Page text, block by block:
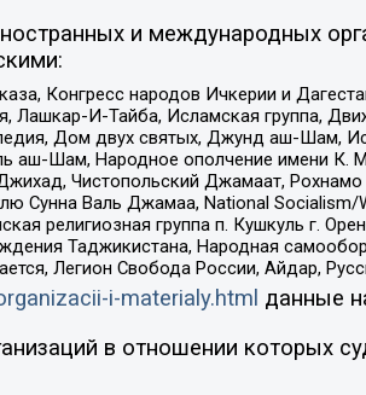
и международных
Конгресс народов Ичкерии и
И-Тайба, Исламская группа,
Дом двух святых, Джунд аш-Шам,
аш-Шам, Народное ополчение имени К.
Чистопольский Джамаат, Рохнамо
Валь Джамаа, National Socialism/
религиозная группа п. Кушкуль г.
Таджикистана, Народная
Легион Свобода России, Айдар,
i-materialy.html данные
в отношении которых